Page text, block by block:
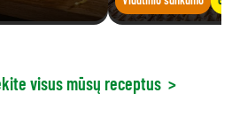
visus mūsų receptus >